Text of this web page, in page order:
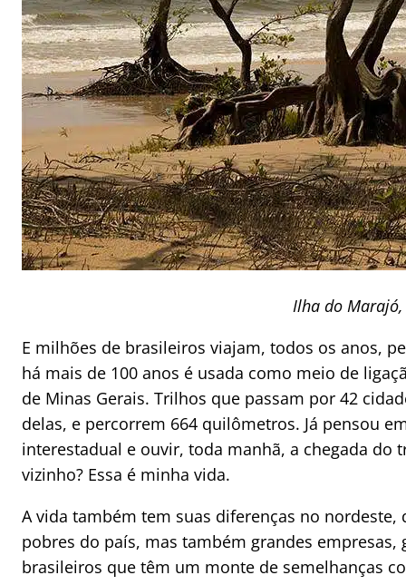
Ilha do Marajó,
E milhões de brasileiros viajam, todos os anos,
há mais de 100 anos é usada como meio de
de Minas Gerais. Trilhos que passam por 42
delas, e percorrem 664 quilômetros. Já pensou
interestadual e ouvir, toda manhã, a chegada do
vizinho? Essa é minha vida.
A vida também tem suas diferenças no
pobres do país, mas também grandes
brasileiros que têm um monte de semelhanças